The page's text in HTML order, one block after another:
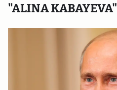
"ALINA KABAYEVA"